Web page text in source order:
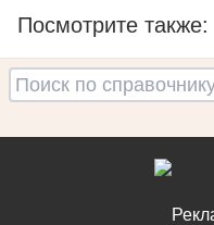
Посмотрите также: